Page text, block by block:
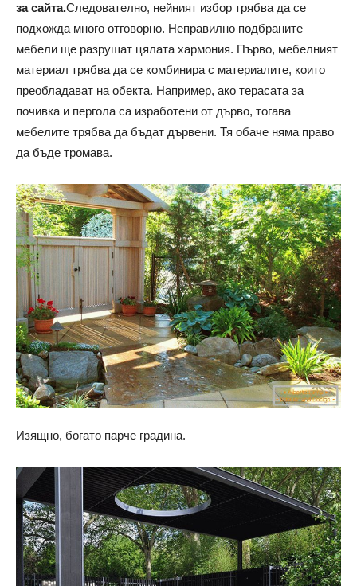
за сайта.Следователно, нейният избор трябва да се
подхожда много отговорно. Неправилно подбраните
мебели ще разрушат цялата хармония. Първо, мебелният
материал трябва да се комбинира с материалите, които
преобладават на обекта. Например, ако терасата за
почивка и пергола са изработени от дърво, тогава
мебелите трябва да бъдат дървени. Тя обаче няма право
да бъде тромава.
Изящно, богато парче градина.